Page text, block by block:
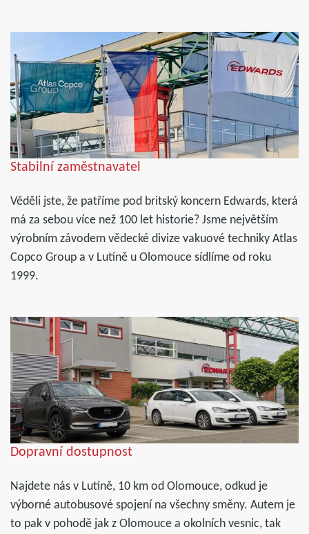
Stabilní zaměstnavatel
Věděli jste, že patříme pod britský koncern Edwards, která
má za sebou více než 100 let historie? Jsme největším
výrobním závodem vědecké divize vakuové techniky Atlas
Copco Group a v Lutíně u Olomouce sídlíme od roku
1999.
Dopravní dostupnost
Najdete nás v Lutíně, 10 km od Olomouce, odkud je
výborné autobusové spojení na všechny směny. Autem je
to pak v pohodě jak z Olomouce a okolních vesnic, tak